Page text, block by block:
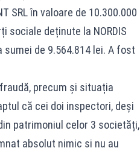
SRL în valoare de 10.300.000
sociale deținute la NORDIS
sumei de 9.564.814 lei. A fost
precum și situația
că cei doi inspectori, deși
patrimoniul celor 3 societăți,
absolut nimic și nu au